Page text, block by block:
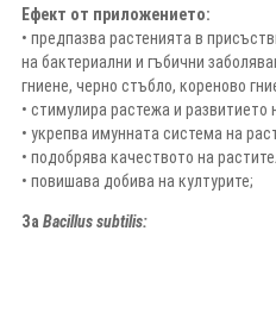
Ефект от приложението:
• предпазва растенията в
на бактериални и гъбични
гниене, черно стъбло, кореново
• стимулира растежа и развитието
• укрепва имунната система на
• подобрява качеството на
• повишава добива на културите;
За Bacillus subtilis: